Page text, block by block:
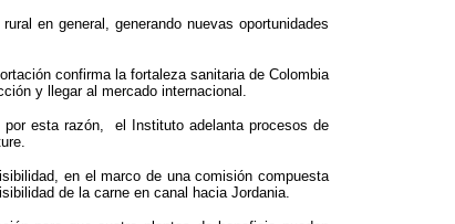
en general, generando nuevas oportunidades
confirma la fortaleza sanitaria de Colombia
y llegar al mercado internacional.
esta razón, el Instituto adelanta procesos de
en el marco de una comisión compuesta
de la carne en canal hacia Jordania.